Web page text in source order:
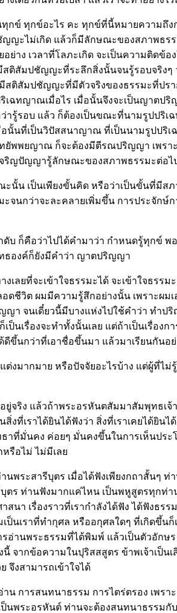
กข์ ทุกข์อะไร คะ ทุกข์ที่นี้หมายความถึ
ญญะไม่เกิด แล้วก็มีลักษณะของสภาพธ
ง เวลาที่โลภะเกิด จะเป็นความติดข้
สัมปชัญญะที่ระลึกสิ่งนั้นจนรู้รอบจริงๆ
ติสัมปชัญญะที่มีตัวจริงของธรรมะที่ป
ฉทญาณเมื่อไร เมื่อนั้นจึงจะเป็นญาตป
ว่ารู้รอบ แล้ว ก็ต้องเป็นขณะที่นามรูปป
นั้นที่เป็นวิปัสสนาญาณ ที่เป็นนามรูปป
พยญาณ ก็จะต้องมีตีรณปริญญา เพราะ
ริญปัญญารู้ลักษณะของสภาพธรรมะต่อไ
นั้น เป็นเพียงขั้นคิด หรือว่าเป็นขั้นที่
กว่าจะละคลายเพิ่มขึ้น การประจักษ์ก
บ ก็คือว่าไปได้คำมาว่า กำหนดรู้ทุกข์
ธองค์ก็ยังมีคำว่า ญาตปริญญา
ลยที่จะเข้าใจธรรมะได้ จะเข้าใจธร
ชีวิต ผมมีความรู้สึกอย่างนั้น เพราะผม
า จนเดี๋ยวนี้มีบางแห่งไปใช้คำว่า ทำ
เรื่องจะทำทั้งนั้นเลย แต่ถ้าเป็นเรื่อ
นกว่าที่เอาชื่อขึ้นมา แล้วมาเรียนกันอ
งมากมาย หรือปัจจัยอะไรบ้าง แต่ผู้ที่ไ
จริง แล้วถ้าพระอรหันตสัมมาสัมพุทธเ
งที่เราได้ยินได้ฟังว่า สิ่งที่เราเคยได้
าที่มั่นคง ค่อยๆ มั่นคงขึ้นในการเห็นปร
รือไม่ ไม่มีเลย
พระสารีบุตร เมื่อได้ฟังเพียงกถาสั้นๆ
ตร ท่านฟังมากแค่ไหน เป็นพหูสูตรทุกท่
นา เรื่องราวที่เรากำลังได้ฟัง ได้ฟังธ
นเราที่ทำกุศล หรืออกุศลใดๆ ที่เกิดขึ้น
อ่านพระธรรมที่ได้พิมพ์ แล้วเป็นตัวอักษ
จากข้อความในปุริสสสูตร ข้าพเจ้าเป็
จึงสามารถเข้าใจได้
น การสนทนาธรรม การไตร่ตรอง เพ
นพระอรหันต์ ท่านจะต้องสนทนาธรรม